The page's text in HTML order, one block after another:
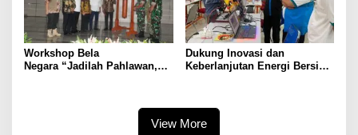
Workshop Bela
Negara “Jadilah Pahlawan,
Dukung Inovasi dan
Keberlanjutan Energi Bersih,
View More